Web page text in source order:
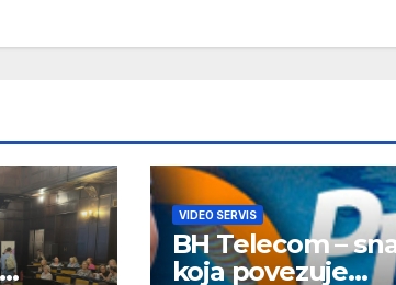
VIDEO SERVIS
BH Telecom –
koja povezuje